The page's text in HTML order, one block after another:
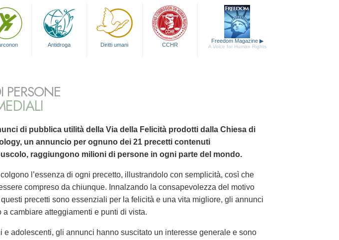
Antidroga Diritti umani CCHR
Freedom Magazine ▶
A Voice for Human Rights
di pubblica utilità della Via della Felicità prodotti dalla Chiesa di
un annuncio per ognuno dei 21 precetti contenuti
raggiungono milioni di persone in ogni parte del mondo.
colgono l’essenza di ogni precetto, illustrandolo con semplicità, così che
compreso da chiunque. Innalzando la consapevolezza del motivo
precetti sono essenziali per la felicità e una vita migliore, gli annunci
a cambiare atteggiamenti e punti di vista.
adolescenti, gli annunci hanno suscitato un interesse generale e sono